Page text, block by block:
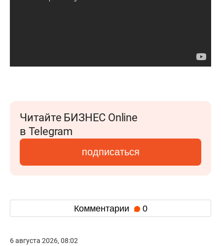
Читайте БИЗНЕС Online
в Telegram
подписаться
Комментарии 0
6 августа 2026, 08:02